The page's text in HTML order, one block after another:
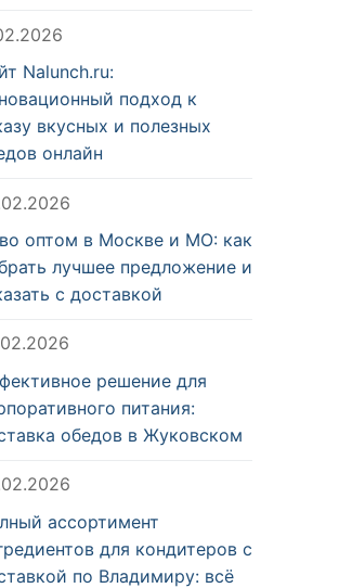
Nalunch.ru:
подход к
вкусных и полезных
онлайн
оптом в Москве и МО: как
лучшее предложение и
с доставкой
решение для
питания:
обедов в Жуковском
ассортимент
для кондитеров с
по Владимиру: всё